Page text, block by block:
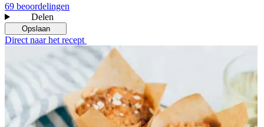
69 beoordelingen
Delen
Opslaan
Direct naar het recept